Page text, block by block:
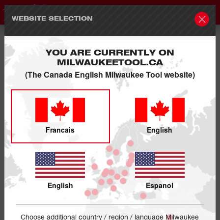
WEBSITE SELECTION
YOU ARE CURRENTLY ON
MILWAUKEETOOL.CA
(The Canada English Milwaukee Tool website)
Francais English
English Espanol
Choose additional country / region / language Milwaukee